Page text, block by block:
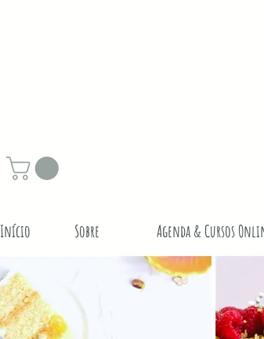
Início Sobre Agenda & Cursos